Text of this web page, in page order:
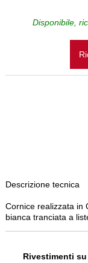
Disponibile,
Descrizione tecnica
Cornice realizzata in
bianca tranciata a
Rivestimenti